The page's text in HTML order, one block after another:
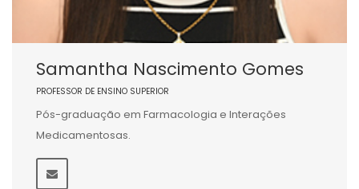
Samantha Nascimento Gomes
PROFESSOR DE ENSINO SUPERIOR
Pós-graduação em Farmacologia e Interações
Medicamentosas.